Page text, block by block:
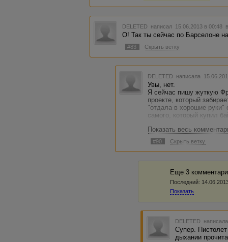
DELETED написал 15.06.2013 в 00:48
О! Так ты сейчас по Барселоне
#83 Скрыть ветку
DELETED написала
Увы, нет.
Я сейчас пишу жуткую
проекте, который
"отдала в хорошие руки"
самого, который купил
У меня одна ГГ в одной
ваПЧе, дурила голову
авторизованным
Показать весь
#90 Скрыть ветку
Еще 3
Последний:
Показать
DELETED
Супер.
дыхании